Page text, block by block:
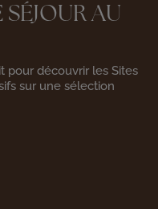
AU
pour découvrir les Sites
sur une sélection